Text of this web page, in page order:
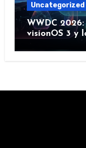
Uncategorized
WWDC
visionOS 3 y